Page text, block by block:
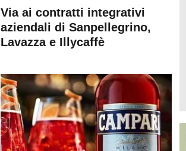
Via ai contratti integrativi
aziendali di Sanpellegrino,
Lavazza e Illycaffè